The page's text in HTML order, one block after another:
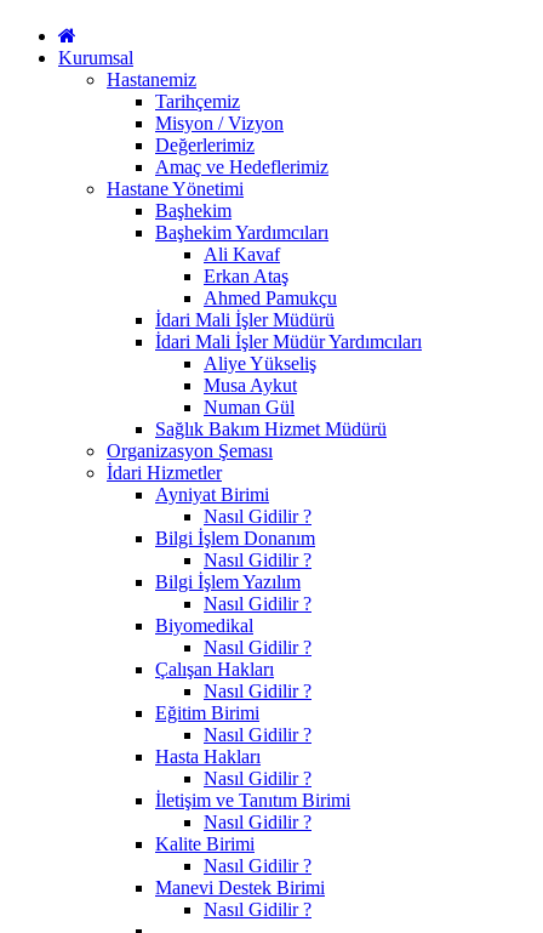
Kurumsal
Hastanemiz
Tarihçemiz
Misyon / Vizyon
Değerlerimiz
Amaç ve Hedeflerimiz
Hastane Yönetimi
Başhekim
Başhekim Yardımcıları
Ali Kavaf
Erkan Ataş
Ahmed Pamukçu
İdari Mali İşler Müdürü
İdari Mali İşler Müdür Yardımcıları
Aliye Yükseliş
Musa Aykut
Numan Gül
Sağlık Bakım Hizmet Müdürü
Organizasyon Şeması
İdari Hizmetler
Ayniyat Birimi
Nasıl Gidilir ?
Bilgi İşlem Donanım
Nasıl Gidilir ?
Bilgi İşlem Yazılım
Nasıl Gidilir ?
Biyomedikal
Nasıl Gidilir ?
Çalışan Hakları
Nasıl Gidilir ?
Eğitim Birimi
Nasıl Gidilir ?
Hasta Hakları
Nasıl Gidilir ?
İletişim ve Tanıtım Birimi
Nasıl Gidilir ?
Kalite Birimi
Nasıl Gidilir ?
Manevi Destek Birimi
Nasıl Gidilir ?